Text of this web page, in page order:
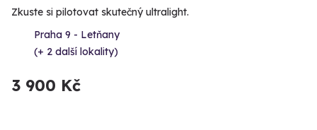
Zkuste si pilotovat skutečný ultralight.
Praha 9 - Letňany
(+ 2 další lokality)
3 900 Kč